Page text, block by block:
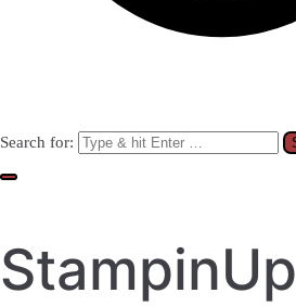
Search for:
StampinUp